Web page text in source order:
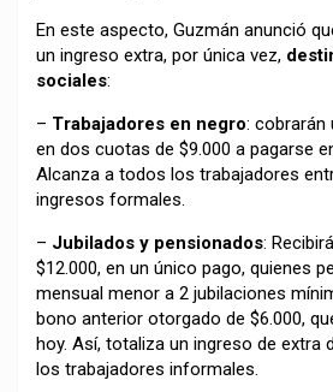
En este aspecto, Guzmán anunció
un ingreso extra, por única vez,
sociales:
– Trabajadores en negro: cobrarán
en dos cuotas de $9.000 a pagarse
Alcanza a todos los trabajadores
ingresos formales.
– Jubilados y pensionados:
$12.000, en un único pago, quienes
mensual menor a 2 jubilaciones
bono anterior otorgado de $6.000,
hoy. Así, totaliza un ingreso de extra
los trabajadores informales.